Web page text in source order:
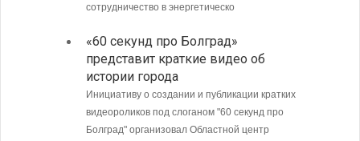
сотрудничество в энергетическо
«60 секунд про Болград»
представит краткие видео об
истории города
Инициативу о создании и публикации кратких
видеороликов под слоганом "60 секунд про
Болград" организовал Областной центр